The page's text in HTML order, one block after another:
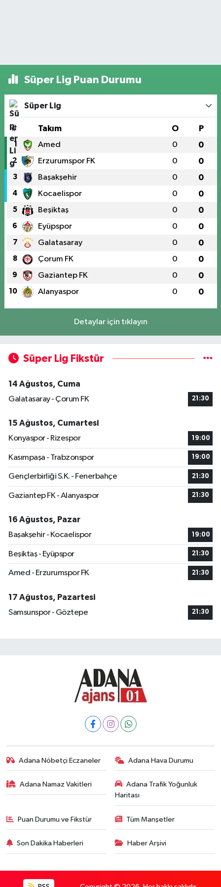
Süper Lig Puan Durumu
Süper Lig
# Takım O P
1 Amed 0 0
2 Erzurumspor FK 0 0
3 Başakşehir 0 0
4 Kocaelispor 0 0
5 Beşiktaş 0 0
6 Eyüpspor 0 0
7 Galatasaray 0 0
8 Çorum FK 0 0
9 Gaziantep FK 0 0
10 Alanyaspor 0 0
Detaylar için tıklayın
Süper Lig Fikstür
14 Ağustos, Cuma
Galatasaray - Çorum FK
21:30
15 Ağustos, Cumartesi
Konyaspor - Rizespor
19:00
Kasımpaşa - Trabzonspor 19:00
Gençlerbirliği S.K. - Fenerbahçe 21:30
Gaziantep FK - Alanyaspor 21:30
16 Ağustos, Pazar
Başakşehir - Kocaelispor
19:00
Beşiktaş - Eyüpspor 21:30
Amed - Erzurumspor FK 21:30
17 Ağustos, Pazartesi
Samsunspor - Göztepe
21:30
Adana Nöbetçi Eczaneler Adana Hava Durumu
Adana Namaz Vakitleri
Adana Trafik Yoğunluk
Haritası
Puan Durumu ve Fikstür Tüm Manşetler
Son Dakika Haberleri Haber Arşivi